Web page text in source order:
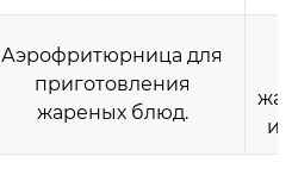
Аэрофритюрница для
приготовления
жареных блюд.